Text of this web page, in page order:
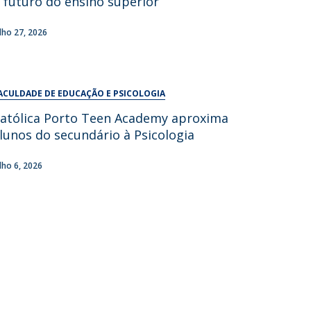
UDIP
Segurança e Emergência
27, 2026
DE EDUCAÇÃO E PSICOLOGIA
Porto Teen Academy aproxima
do secundário à Psicologia
6, 2026